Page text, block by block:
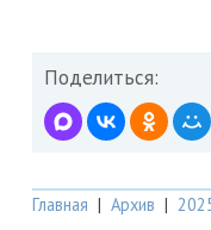
Поделиться:
Главная | Архив |